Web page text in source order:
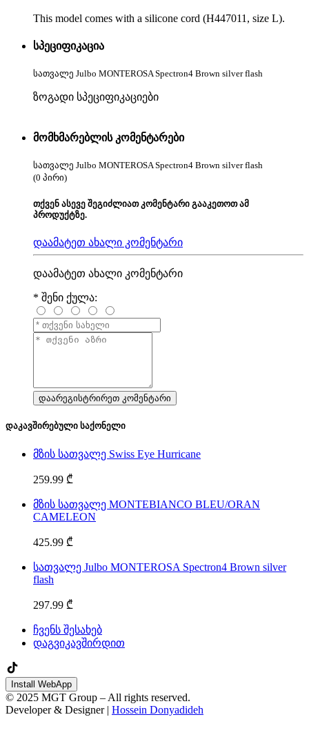
This model comes with a silicone cord (H447011, size L).
სპეციფიკაცია
სათვალე Julbo MONTEROSA Spectron4 Brown silver flash
ზოგადი სპეციფიკაციები
მომხმარებლის კომენტარები
სათვალე Julbo MONTEROSA Spectron4 Brown silver flash
(0 პირი)
თქვენ ასევე შეგიძლიათ კომენტარი გააკეთოთ ამ
პროდუქტზე.
დაამატეთ ახალი კომენტარი
დაამატეთ ახალი კომენტარი
* შენი ქულა:
დაკავშირებული საქონელი
მზის სათვალე Swiss Eye Hurricane
259.99 ₾
მზის სათვალე MONTEBIANCO BLEU/ORAN
CAMELEON
425.99 ₾
სათვალე Julbo MONTEROSA Spectron4 Brown silver
flash
297.99 ₾
ჩვენს შესახებ
დაგვიკავშირდით
Install WebApp
© 2025 MGT Group – All rights reserved.
Developer & Designer | Hossein Donyadideh